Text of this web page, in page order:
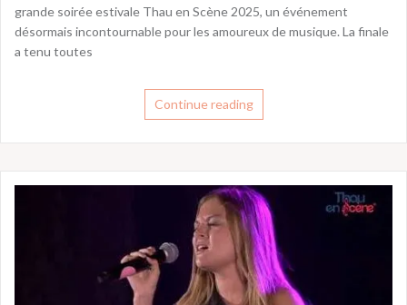
grande soirée estivale Thau en Scène 2025, un événement
désormais incontournable pour les amoureux de musique. La finale
a tenu toutes
Continue reading